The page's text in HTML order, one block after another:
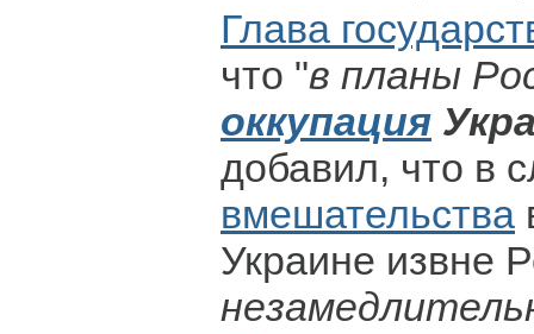
Глава
что "в планы
оккупация
добавил, что в
вмешательства
Украине извне